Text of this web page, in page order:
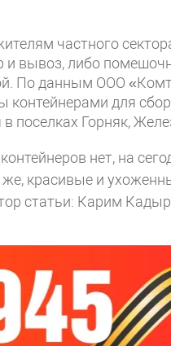
частного
вывоз, либо
По данным ООО
для
поселках Горняк,
нет, на
красивые и
статьи: Карим